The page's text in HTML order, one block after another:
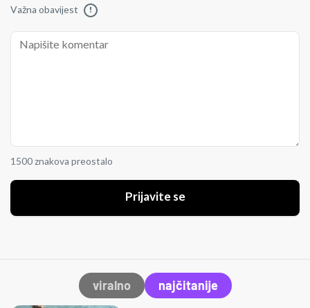
Važna obavijest !
1500 znakova preostalo
Prijavite se
viralno najčitanije